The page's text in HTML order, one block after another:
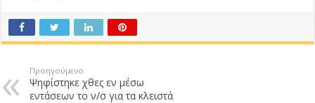
Προηγούμενο
Ψηφίστηκε χθες εν μέσω
εντάσεων το ν/σ για τα κλειστά